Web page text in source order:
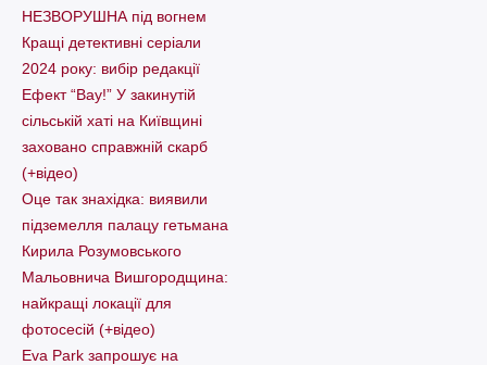
НЕЗВОРУШНА під вогнем
Кращі детективні серіали
2024 року: вибір редакції
Ефект “Вау!” У закинутій
сільській хаті на Київщині
заховано справжній скарб
(+відео)
Оце так знахідка: виявили
підземелля палацу гетьмана
Кирила Розумовського
Мальовнича Вишгородщина:
найкращі локації для
фотосесій (+відео)
Eva Park запрошує на